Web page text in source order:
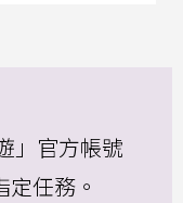
」官方帳號
定任務。